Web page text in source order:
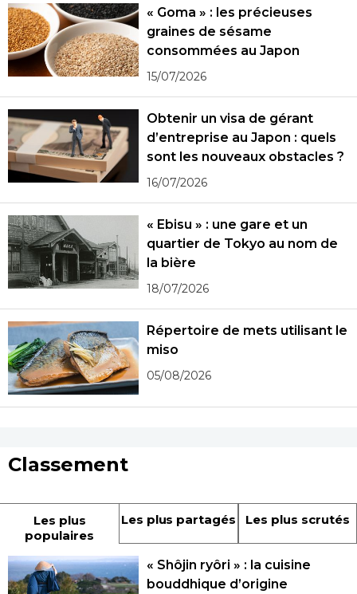
« Goma » : les précieuses
graines de sésame
consommées au Japon
15/07/2026
Obtenir un visa de gérant
d’entreprise au Japon : quels
sont les nouveaux obstacles ?
16/07/2026
« Ebisu » : une gare et un
quartier de Tokyo au nom de
la bière
18/07/2026
Répertoire de mets utilisant le
miso
05/08/2026
Classement
Les plus
populaires
Les plus partagés Les plus scrutés
« Shôjin ryôri » : la cuisine
bouddhique d’origine